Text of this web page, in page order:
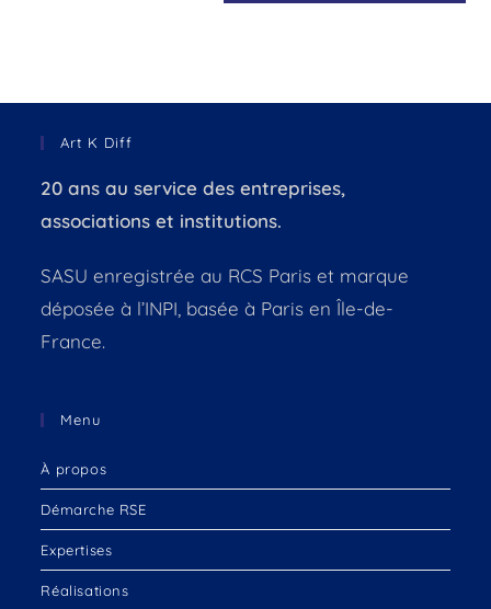
Art K Diff
20 ans au service des entreprises,
associations et institutions.
SASU enregistrée au RCS Paris et marque
déposée à l’INPI, basée à Paris en Île-de-
France.
Menu
À propos
Démarche RSE
Expertises
Réalisations